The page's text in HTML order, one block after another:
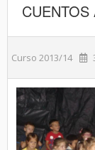
Curso 2013/14